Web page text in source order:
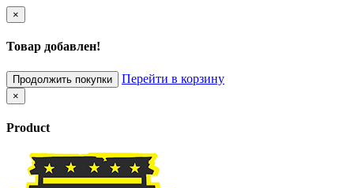
×
Товар добавлен!
Продолжить покупки Перейти в корзину
×
Product